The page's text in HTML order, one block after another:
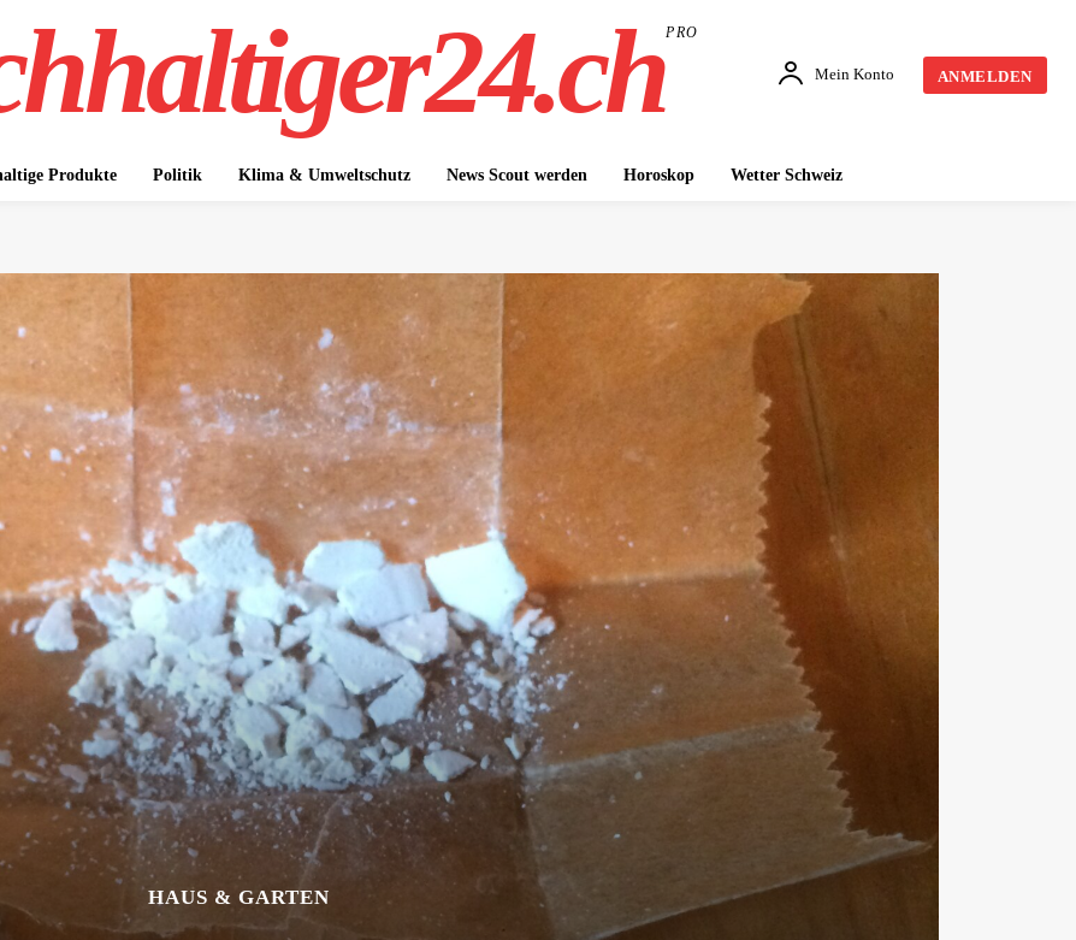
PRO
Mein Konto ANMELDEN
Produkte Politik Klima & Umweltschutz News Scout werden Horoskop Wetter Schweiz
HAUS & GARTEN